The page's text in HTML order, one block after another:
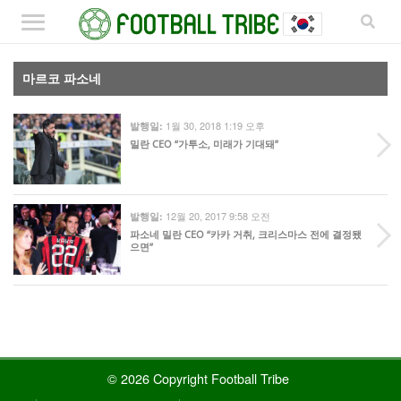
마르코 파소네
발행일: 1월 30, 2018 1:19 오후
밀란 CEO “가투소, 미래가 기대돼”
발행일: 12월 20, 2017 9:58 오전
파소네 밀란 CEO “카카 거취, 크리스마스 전에 결정됐
으면”
© 2026 Copyright Football Tribe